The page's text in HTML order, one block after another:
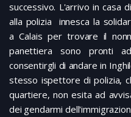
successivo. L'arrivo in casa
alla polizia innesca la
a Calais per trovare il
panettiera sono pronti
consentirgli di andare in
stesso ispettore di polizia,
quartiere, non esita ad
dei gendarmi